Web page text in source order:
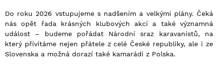
Do roku 2026 vstupujeme s nadšením a velkými plány. Čeká
nás opět řada krásných klubových akcí a také významná
událost – budeme pořádat Národní sraz karavanistů, na
který přivítáme nejen přátele z celé České republiky, ale i ze
Slovenska a možná dorazí také kamarádi z Polska.